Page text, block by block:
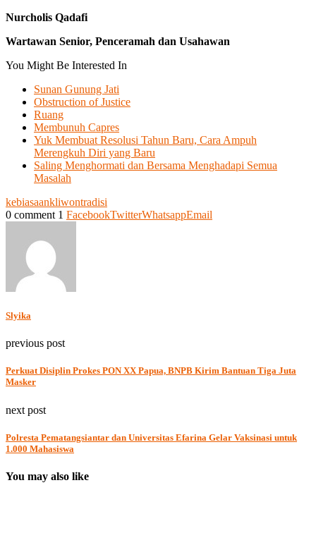
Nurcholis Qadafi
Wartawan Senior, Penceramah dan Usahawan
You Might Be Interested In
Sunan Gunung Jati
Obstruction of Justice
Ruang
Membunuh Capres
Yuk Membuat Resolusi Tahun Baru, Cara Ampuh
Merengkuh Diri yang Baru
Saling Menghormati dan Bersama Menghadapi Semua
Masalah
kebiasaankliwontradisi
0 comment 1 FacebookTwitterWhatsappEmail
Slyika
previous post
Perkuat Disiplin Prokes PON XX Papua, BNPB Kirim Bantuan Tiga Juta
Masker
next post
Polresta Pematangsiantar dan Universitas Efarina Gelar Vaksinasi untuk
1.000 Mahasiswa
You may also like